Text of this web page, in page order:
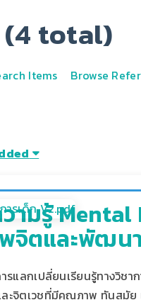
(4 total)
Items Browse
ามรู้ Mental
จิตและพัฒน
รแลกเปลี่ยนเรียนรู้ทางวิช
ะจิตเวชที่มีคุณภาพ ทันสมัย